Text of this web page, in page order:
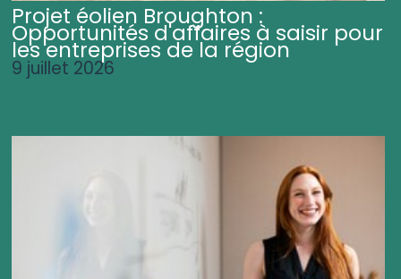
Projet éolien Broughton :
Opportunités d'affaires à saisir pour
les entreprises de la région
9 juillet 2026